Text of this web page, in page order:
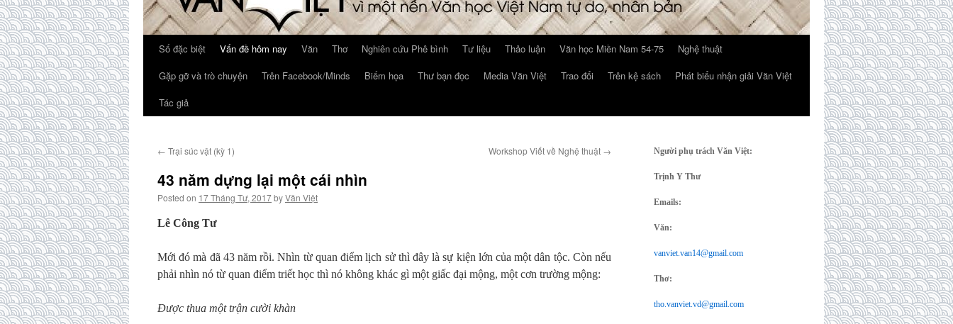
Số đặc biệt Vấn đề hôm nay Văn Thơ Nghiên cứu Phê bình Tư liệu Thảo luận Văn học Miền Nam 54-75
Nghệ thuật
Gặp gỡ và trò chuyện
Trên Facebook/Minds Biếm họa Thư bạn đọc Media Văn Việt Trao đổi Trên kệ sách
Phát biểu nhận giải Văn Việt
Tác giả
← Trại súc vật (kỳ 1) Workshop Viết về Nghệ thuật →
43 năm dựng lại một cái nhìn
Posted on 17 Tháng Tư, 2017byVăn Việt
Lê Công Tư
Mới đó mà đã 43 năm rồi. Nhìn từ quan điểm lịch sử thì đây là sự kiện lớn của một dân tộc. Còn nếu
phải nhìn nó từ quan điểm triết học thì nó không khác gì một giấc đại mộng, một cơn trường mộng:
Được thua một trận cười khàn
Người phụ trách Văn Việt:
Trịnh Y Thư
Emails:
Văn:
vanviet.van14@gmail.com
Thơ:
tho.vanviet.vd@gmail.com